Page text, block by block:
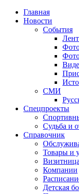
Главная
Новости
События
СМИ
Спецпроекты
Судьба и
Справочник
Товары и
Визитница
Компании
Детская